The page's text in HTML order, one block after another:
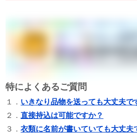
特によくあるご質問
１． いきなり品物を送っても大丈夫で
２．直接持込は可能ですか？
３．衣類に名前が書いていても大丈夫